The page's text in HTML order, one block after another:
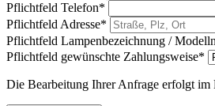
Pflichtfeld Telefon*
Pflichtfeld Adresse*
Pflichtfeld Lampenbezeichnung /
Pflichtfeld gewünschte Zahlungsweise*
Die Bearbeitung Ihrer Anfrage erfolgt im